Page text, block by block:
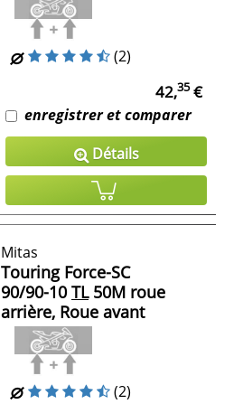
(2)
42,35€
enregistrer et comparer
Détails
Mitas
Touring Force-SC
90/90-10 TL50M roue
arrière, Roue avant
(2)